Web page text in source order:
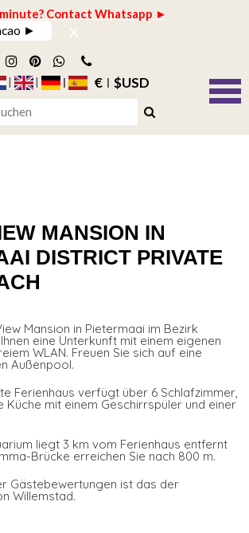
Contact Whatsapp ►
► x
€ $USD
MANSION IN
DISTRICT PRIVATE
Mansion in Pietermaai im Bezirk
eine Unterkunft mit einem eigenen
WLAN. Freuen Sie sich auf eine
Außenpool.
Ferienhaus verfügt über 6 Schlafzimmer,
Küche mit einem Geschirrspüler und einer
liegt 3 km vom Ferienhaus entfernt
Brücke erreichen Sie nach 800 m.
Gästebewertungen ist das der
Willemstad.